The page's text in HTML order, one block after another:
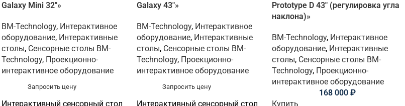
Galaxy Mini 32″»
BM-Technology, Интерактивное
оборудование, Интерактивные
столы, Сенсорные столы BM-
Technology, Проекционно-
интерактивное оборудование
Запросить цену
Интерактивный сенсорный стол
Galaxy 43″»
BM-Technology, Интерактивное
оборудование, Интерактивные
столы, Сенсорные столы BM-
Technology, Проекционно-
интерактивное оборудование
Запросить цену
Интерактивный cенсорный стол
Prototype D 43″ (регулировка угла
наклона)»
BM-Technology, Интерактивное
оборудование, Интерактивные
столы, Сенсорные столы BM-
Technology, Проекционно-
интерактивное оборудование
168 000₽
Купить